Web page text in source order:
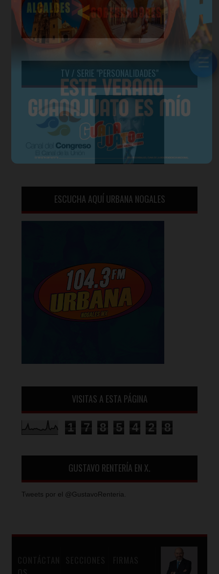
☰
☰
TV / SERIE "PERSONALIDADES"
ESCUCHA AQUÍ URBANA NOGALES
VISITAS A ESTA PÁGINA
1 7 8 5 4 2 8
GUSTAVO RENTERÍA EN X.
Tweets por el @GustavoRenteria.